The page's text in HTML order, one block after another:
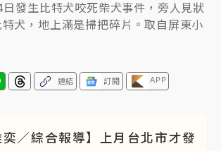
發生比特犬咬死柴犬事件，旁人見狀
犬，地上滿是掃把碎片。取自屏東小
連結 訂閱 APP
奕／綜合報導】上月台北市才發